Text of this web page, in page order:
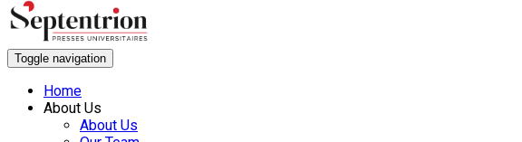
Toggle navigation
Home
About Us
About Us